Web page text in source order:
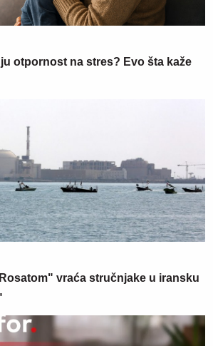
otpornost na stres? Evo šta kaže
vraća stručnjake u iransku